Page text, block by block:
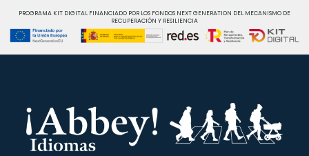
PROGRAMA KIT DIGITAL FINANCIADO POR LOS FONDOS NEXT GENERATION DEL MECANISMO DE
RECUPERACIÓN Y RESILIENCIA